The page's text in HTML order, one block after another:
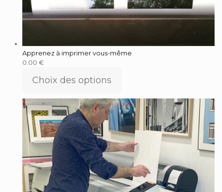
Apprenez à imprimer vous-même
0.00 €
Choix des options